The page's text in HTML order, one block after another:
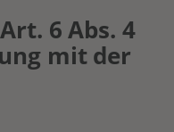
6 Abs. 4
mit der